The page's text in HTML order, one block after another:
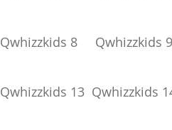
Qwhizzkids 8
Qwhizzkids 9
Qwhizzkids 13 Qwhizzkids